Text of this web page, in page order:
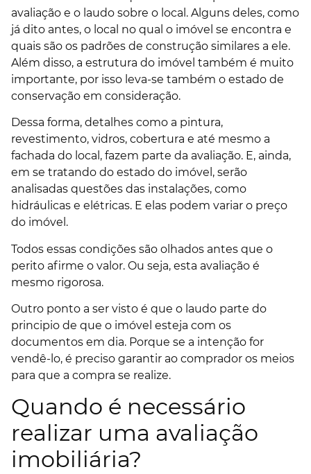
avaliação e o laudo sobre o local. Alguns deles, como
já dito antes, o local no qual o imóvel se encontra e
quais são os padrões de construção similares a ele.
Além disso, a estrutura do imóvel também é muito
importante, por isso leva-se também o estado de
conservação em consideração.
Dessa forma, detalhes como a pintura,
revestimento, vidros, cobertura e até mesmo a
fachada do local, fazem parte da avaliação. E, ainda,
em se tratando do estado do imóvel, serão
analisadas questões das instalações, como
hidráulicas e elétricas. E elas podem variar o preço
do imóvel.
Todos essas condições são olhados antes que o
perito afirme o valor. Ou seja, esta avaliação é
mesmo rigorosa.
Outro ponto a ser visto é que o laudo parte do
principio de que o imóvel esteja com os
documentos em dia. Porque se a intenção for
vendê-lo, é preciso garantir ao comprador os meios
para que a compra se realize.
Quando é necessário
realizar uma avaliação
imobiliária?